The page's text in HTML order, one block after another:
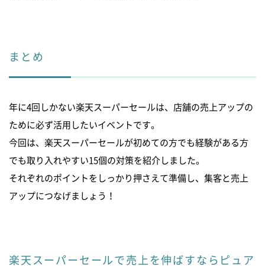
まとめ
年に4回しかない楽天スーパーセールは、店舗の売上アップの
ために必ず活用したいイベントです。
今回は、楽天スーパーセールが初めての方でも経験がある方
でも取り入れやすい15個の対策を紹介しました。
それぞれのポイントをしっかり押さえて準備し、集客と売上
アップにつなげましょう！
楽天スーパーセールで売上を伸ばすならピュア